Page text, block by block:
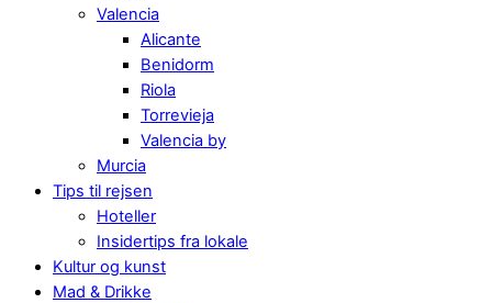
Valencia
Alicante
Benidorm
Riola
Torrevieja
Valencia by
Murcia
Tips til rejsen
Hoteller
Insidertips fra lokale
Kultur og kunst
Mad & Drikke